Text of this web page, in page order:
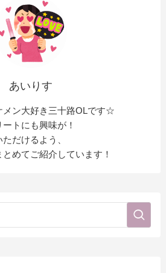
あいりす
メン大好き三十路OLです☆
トにも興味が！
だけるよう、
めてご紹介しています！